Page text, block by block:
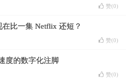
赞(0)
比一集 Netflix 还短？
赞(0)
度的数字化注脚
赞(0)